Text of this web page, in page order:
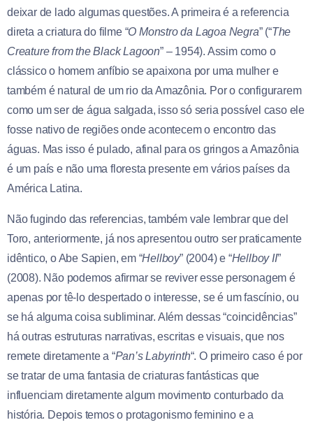
deixar de lado algumas questões. A primeira é a referencia
direta a criatura do filme “O Monstro da Lagoa Negra” (“The
Creature from the Black Lagoon” – 1954). Assim como o
clássico o homem anfíbio se apaixona por uma mulher e
também é natural de um rio da Amazônia. Por o configurarem
como um ser de água salgada, isso só seria possível caso ele
fosse nativo de regiões onde acontecem o encontro das
águas. Mas isso é pulado, afinal para os gringos a Amazônia
é um país e não uma floresta presente em vários países da
América Latina.
Não fugindo das referencias, também vale lembrar que del
Toro, anteriormente, já nos apresentou outro ser praticamente
idêntico, o Abe Sapien, em “Hellboy” (2004) e “Hellboy II”
(2008). Não podemos afirmar se reviver esse personagem é
apenas por tê-lo despertado o interesse, se é um fascínio, ou
se há alguma coisa subliminar. Além dessas “coincidências”
há outras estruturas narrativas, escritas e visuais, que nos
remete diretamente a “Pan’s Labyrinth“. O primeiro caso é por
se tratar de uma fantasia de criaturas fantásticas que
influenciam diretamente algum movimento conturbado da
história. Depois temos o protagonismo feminino e a